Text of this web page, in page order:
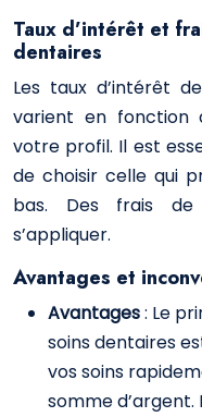
Taux d’intérêt et
dentaires
Les taux d’intérêt
varient en fonction
votre profil. Il est
de choisir celle qui
bas. Des frais de
s’appliquer.
Avantages et
Avantages: Le
soins dentaires
vos soins
somme